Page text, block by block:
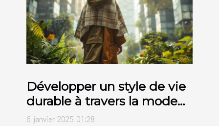
Développer un style de vie
durable à travers la mode
écoresponsable
6 janvier 2025 01:28